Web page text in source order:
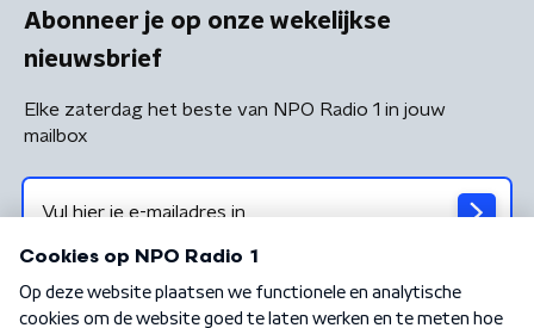
Abonneer je op onze wekelijkse
nieuwsbrief
Elke zaterdag het beste van NPO Radio 1 in jouw
mailbox